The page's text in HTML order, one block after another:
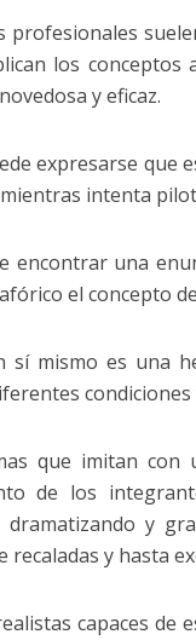
profesionales
los
y eficaz.
expresarse que
intenta
encontrar una
el concepto
sí mismo es una
que imitan
de los
dramatizando y
recaladas y hasta
capaces de